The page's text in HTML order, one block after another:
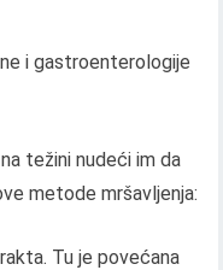
i gastroenterologije
težini nudeći im da
metode mršavljenja:
Tu je povećana